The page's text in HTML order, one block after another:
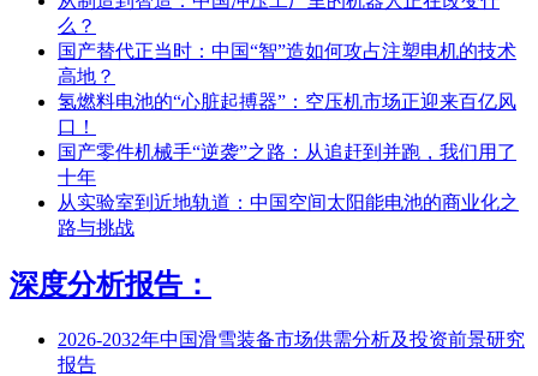
么？
国产替代正当时：中国“智”造如何攻占注塑电机的技术
高地？
氢燃料电池的“心脏起搏器”：空压机市场正迎来百亿风
口！
国产零件机械手“逆袭”之路：从追赶到并跑，我们用了
十年
从实验室到近地轨道：中国空间太阳能电池的商业化之
路与挑战
深度分析报告：
2026-2032年中国滑雪装备市场供需分析及投资前景研究
报告